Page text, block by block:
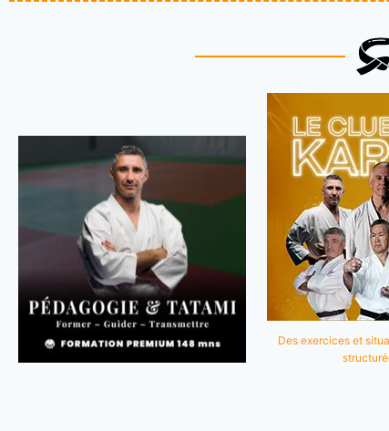
Des exercices et